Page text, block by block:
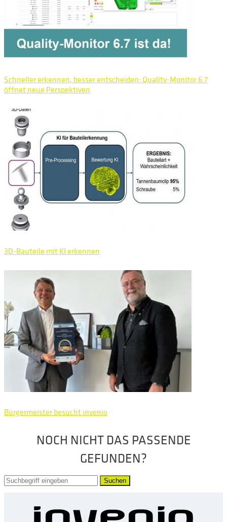
Schneller erkennen, besser entscheiden: Quality-Monitor 6.7
öffnet neue Perspektiven
3D-Bauteile mit KI erkennen
Bürgermeister besucht invenio
NOCH NICHT DAS PASSENDE
GEFUNDEN?
Suchen